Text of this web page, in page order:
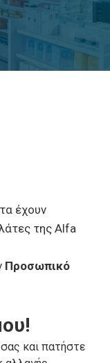
έχουν
της Alfa
Προσωπικό
και πατήστε